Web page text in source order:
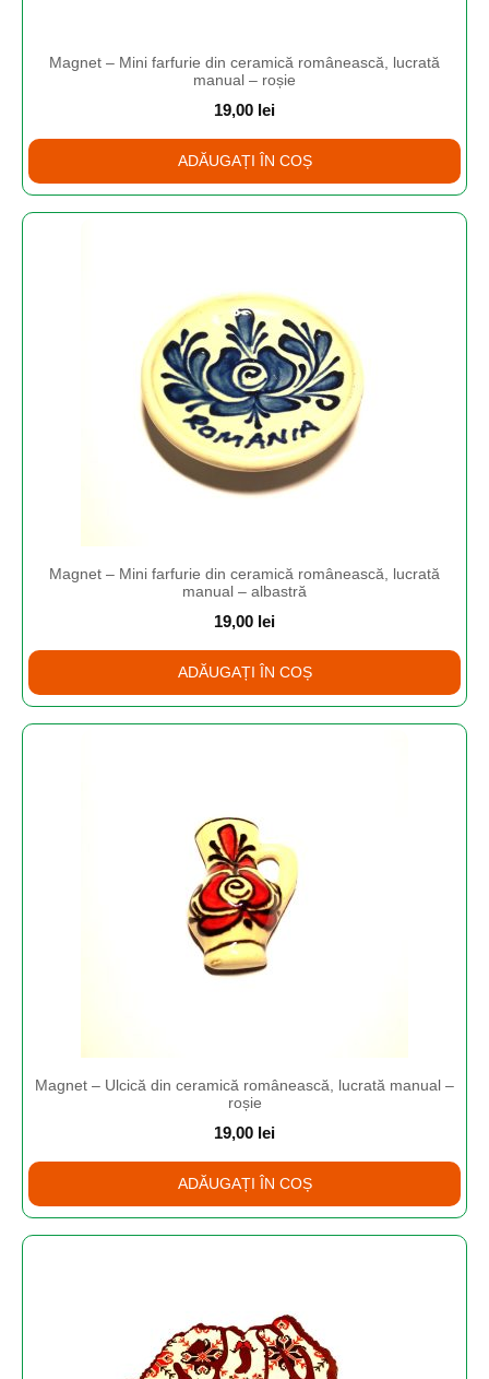
Magnet – Mini farfurie din ceramică românească, lucrată
manual – roșie
19,00 lei
ADĂUGAȚI ÎN COȘ
Magnet – Mini farfurie din ceramică românească, lucrată
manual – albastră
19,00 lei
ADĂUGAȚI ÎN COȘ
Magnet – Ulcică din ceramică românească, lucrată manual –
roșie
19,00 lei
ADĂUGAȚI ÎN COȘ